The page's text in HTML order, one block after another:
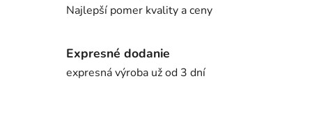
Najlepší pomer kvality a ceny
Expresné dodanie
expresná výroba už od 3 dní